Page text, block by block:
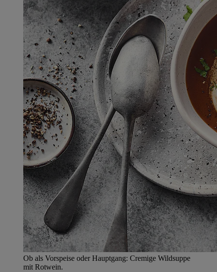
Ob als Vorspeise oder Hauptgang: Cremige Wildsuppe
mit Rotwein.